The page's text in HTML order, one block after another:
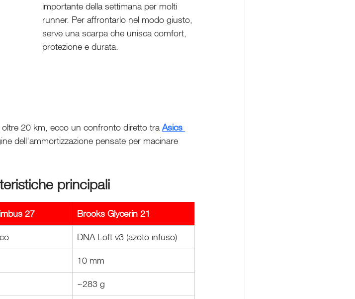
importante della settimana per molti
runner. Per affrontarlo nel modo giusto,
serve una scarpa che unisca comfort,
protezione e durata.
20 km, ecco un confronto diretto tra Asics
dell'ammortizzazione pensate per macinare
principali
27 Brooks Glycerin 21
DNA Loft v3 (azoto infuso)
10 mm
~283 g